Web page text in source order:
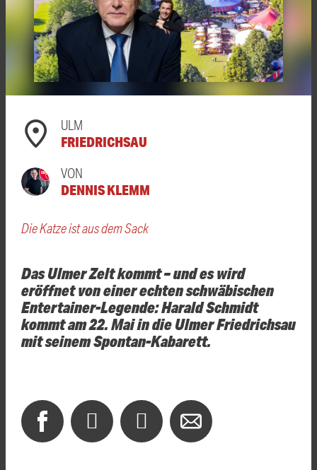
ULM
FRIEDRICHSAU
VON
DENNIS KLEMM
Die Katze ist aus dem Sack
Das Ulmer Zelt kommt – und es wird
eröffnet von einer echten schwäbischen
Entertainer-Legende: Harald Schmidt
kommt am 22. Mai in die Ulmer Friedrichsau
mit seinem Spontan-Kabarett.